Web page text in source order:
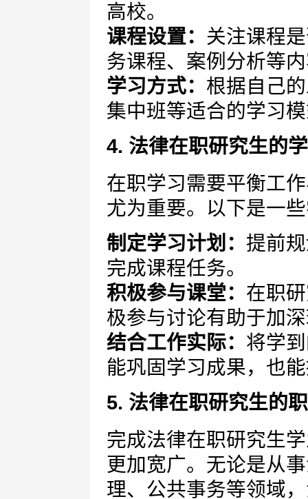
高校。
课程设置： 关注课程
务课程、案例分析等
学习方式： 根据自己
集中班等适合的学习
4. 法律在职研究生的
在职学习需要平衡工
尤为重要。以下是一
制定学习计划： 提前
完成课程任务。
积极参与课堂： 在职
极参与讨论有助于加
结合工作实际： 将学
能巩固学习成果，也
5. 法律在职研究生的
完成法律在职研究生
更加宽广。无论是从
理、公共事务等领域